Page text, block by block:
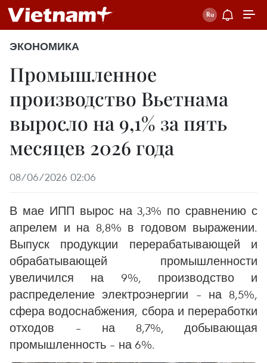
ЭКОНОМИКА
Промышленное
производство Вьетнама
выросло на 9,1% за пять
месяцев 2026 года
08/06/2026 02:06
В мае ИПП вырос на 3,3% по сравнению с
апрелем и на 8,8% в годовом выражении.
Выпуск продукции перерабатывающей и
обрабатывающей промышленности
увеличился на 9%, производство и
распределение электроэнергии – на 8,5%,
сфера водоснабжения, сбора и переработки
отходов – на 8,7%, добывающая
промышленность – на 6%.